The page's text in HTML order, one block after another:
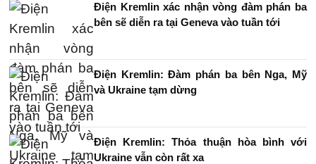
Điện Kremlin xác nhận vòng đàm phán ba
bên sẽ diễn ra tại Geneva vào tuần tới
Điện Kremlin: Đàm phán ba bên Nga, Mỹ
và Ukraine tạm dừng
Điện Kremlin: Thỏa thuận hòa bình với
Ukraine vẫn còn rất xa